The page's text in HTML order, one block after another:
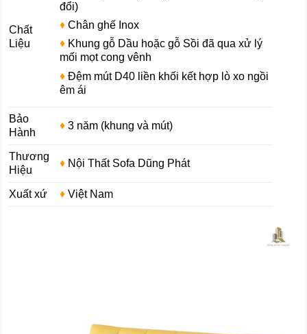
Chất
Liệu
đổi)
♦Chân ghế Inox
♦ Khung gỗ Dầu hoặc gỗ Sồi đã qua xử lý
mối mọt cong vênh
♦Đệm mút D40 liền khối kết hợp lò xo ngồi
êm ái
Bảo
Hành
♦3 năm (khung và mút)
Thương
Hiệu
♦ Nội Thất Sofa Dũng Phát
Xuất xứ ♦Việt Nam